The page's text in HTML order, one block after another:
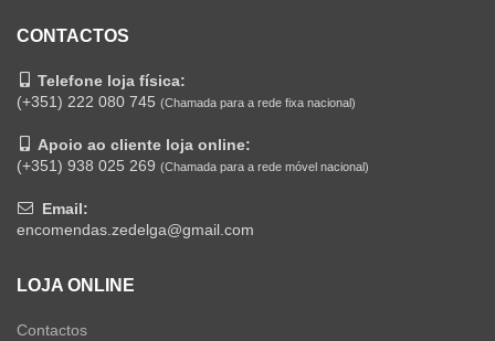
CONTACTOS
Telefone loja física:
(+351) 222 080 745 (Chamada para a rede fixa nacional)
Apoio ao cliente loja online:
(+351) 938 025 269 (Chamada para a rede móvel nacional)
Email:
encomendas.zedelga@gmail.com
LOJA ONLINE
Contactos